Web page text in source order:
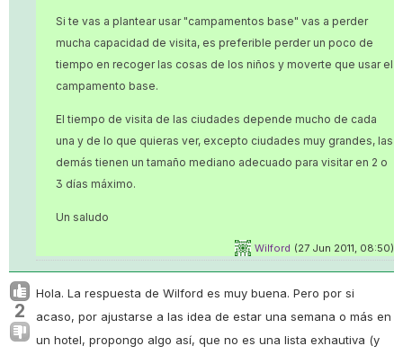
Si te vas a plantear usar "campamentos base" vas a perder
mucha capacidad de visita, es preferible perder un poco de
tiempo en recoger las cosas de los niños y moverte que usar el
campamento base.
El tiempo de visita de las ciudades depende mucho de cada
una y de lo que quieras ver, excepto ciudades muy grandes, las
demás tienen un tamaño mediano adecuado para visitar en 2 o
3 días máximo.
Un saludo
(27 Jun 2011, 08:50)
Wilford
2
Hola. La respuesta de Wilford es muy buena. Pero por si
acaso, por ajustarse a las idea de estar una semana o más en
un hotel, propongo algo así, que no es una lista exhautiva (y